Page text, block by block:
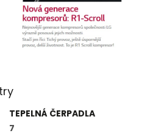
TEPELNÁ ČERPADLA
7